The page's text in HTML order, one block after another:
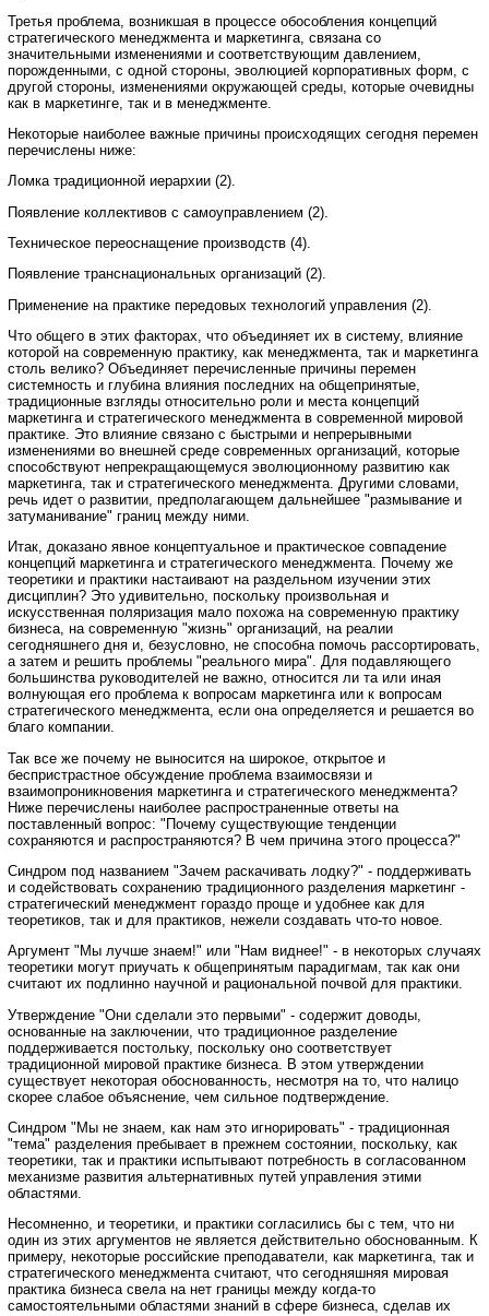
Третья проблема, возникшая в процессе обособления концепций
стратегического менеджмента и маркетинга, связана со
значительными изменениями и соответствующим давлением,
порожденными, с одной стороны, эволюцией корпоративных форм, с
другой стороны, изменениями окружающей среды, которые очевидны
как в маркетинге, так и в менеджменте.
Некоторые наиболее важные причины происходящих сегодня перемен
перечислены ниже:
Ломка традиционной иерархии (2).
Появление коллективов с самоуправлением (2).
Техническое переоснащение производств (4).
Появление транснациональных организаций (2).
Применение на практике передовых технологий управления (2).
Что общего в этих факторах, что объединяет их в систему, влияние
которой на современную практику, как менеджмента, так и маркетинга
столь велико? Объединяет перечисленные причины перемен
системность и глубина влияния последних на общепринятые,
традиционные взгляды относительно роли и места концепций
маркетинга и стратегического менеджмента в современной мировой
практике. Это влияние связано с быстрыми и непрерывными
изменениями во внешней среде современных организаций, которые
способствуют непрекращающемуся эволюционному развитию как
маркетинга, так и стратегического менеджмента. Другими словами,
речь идет о развитии, предполагающем дальнейшее "размывание и
затуманивание" границ между ними.
Итак, доказано явное концептуальное и практическое совпадение
концепций маркетинга и стратегического менеджмента. Почему же
теоретики и практики настаивают на раздельном изучении этих
дисциплин? Это удивительно, поскольку произвольная и
искусственная поляризация мало похожа на современную практику
бизнеса, на современную "жизнь" организаций, на реалии
сегодняшнего дня и, безусловно, не способна помочь рассортировать,
а затем и решить проблемы "реального мира". Для подавляющего
большинства руководителей не важно, относится ли та или иная
волнующая его проблема к вопросам маркетинга или к вопросам
стратегического менеджмента, если она определяется и решается во
благо компании.
Так все же почему не выносится на широкое, открытое и
беспристрастное обсуждение проблема взаимосвязи и
взаимопроникновения маркетинга и стратегического менеджмента?
Ниже перечислены наиболее распространенные ответы на
поставленный вопрос: "Почему существующие тенденции
сохраняются и распространяются? В чем причина этого процесса?"
Синдром под названием "Зачем раскачивать лодку?" - поддерживать
и содействовать сохранению традиционного разделения маркетинг -
стратегический менеджмент гораздо проще и удобнее как для
теоретиков, так и для практиков, нежели создавать что-то новое.
Аргумент "Мы лучше знаем!" или "Нам виднее!" - в некоторых случаях
теоретики могут приучать к общепринятым парадигмам, так как они
считают их подлинно научной и рациональной почвой для практики.
Утверждение "Они сделали это первыми" - содержит доводы,
основанные на заключении, что традиционное разделение
поддерживается постольку, поскольку оно соответствует
традиционной мировой практике бизнеса. В этом утверждении
существует некоторая обоснованность, несмотря на то, что налицо
скорее слабое объяснение, чем сильное подтверждение.
Синдром "Мы не знаем, как нам это игнорировать" - традиционная
"тема" разделения пребывает в прежнем состоянии, поскольку, как
теоретики, так и практики испытывают потребность в согласованном
механизме развития альтернативных путей управления этими
областями.
Несомненно, и теоретики, и практики согласились бы с тем, что ни
один из этих аргументов не является действительно обоснованным. К
примеру, некоторые российские преподаватели, как маркетинга, так и
стратегического менеджмента считают, что сегодняшняя мировая
практика бизнеса свела на нет границы между когда-то
самостоятельными областями знаний в сфере бизнеса, сделав их